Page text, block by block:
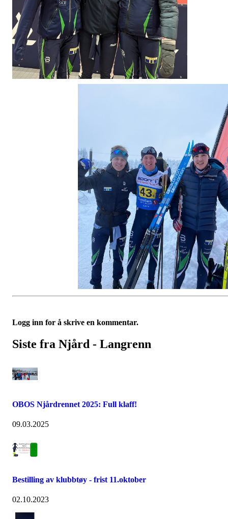
Logg inn for å skrive en kommentar.
Siste fra Njård - Langrenn
OBOS Njårdrennet 2025: Full klaff!
09.03.2025
Bestilling av klubbtøy - frist 11.oktober
02.10.2023